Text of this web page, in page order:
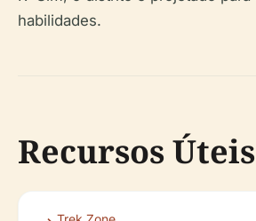
habilidades.
Recursos Úteis